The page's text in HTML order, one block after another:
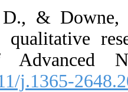
71. Walsh, D.,
method for
Journal of
[DOI:10.1111/